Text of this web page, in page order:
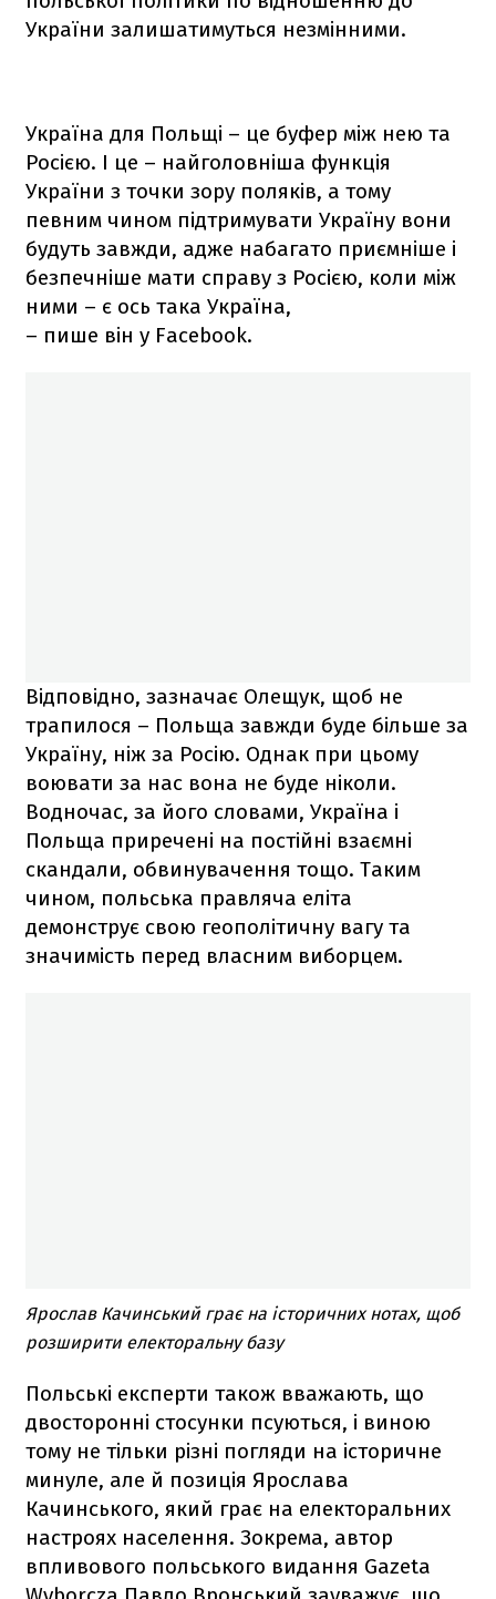
України залишатимуться незмінними.
Україна для Польщі – це буфер між нею та
Росією. І це – найголовніша функція
України з точки зору поляків, а тому
певним чином підтримувати Україну вони
будуть завжди, адже набагато приємніше і
безпечніше мати справу з Росією, коли між
ними – є ось така Україна,
– пише він у Facebook.
Відповідно, зазначає Олещук, щоб не
трапилося – Польща завжди буде більше за
Україну, ніж за Росію. Однак при цьому
воювати за нас вона не буде ніколи.
Водночас, за його словами, Україна і
Польща приречені на постійні взаємні
скандали, обвинувачення тощо. Таким
чином, польська правляча еліта
демонструє свою геополітичну вагу та
значимість перед власним виборцем.
Ярослав Качинський грає на історичних нотах, щоб
розширити електоральну базу
Польські експерти також вважають, що
двосторонні стосунки псуються, і виною
тому не тільки різні погляди на історичне
минуле, але й позиція Ярослава
Качинського, який грає на електоральних
настроях населення. Зокрема, автор
впливового польського видання Gazeta